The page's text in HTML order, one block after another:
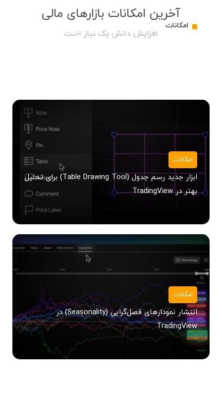
آخرین امکانات بازارهای مالی
افزایش دانش یک نیاز است
امکانات
اضافه شدن ساعات توسعه‌یافته در
امکانات
ابزار جدید رسم جدول (Table Drawing Tool) برای تحلیل
بهتر در TradingView
امکانات
انتشار نمودارهای فصل‌گرایی (Seasonality) در
TradingView